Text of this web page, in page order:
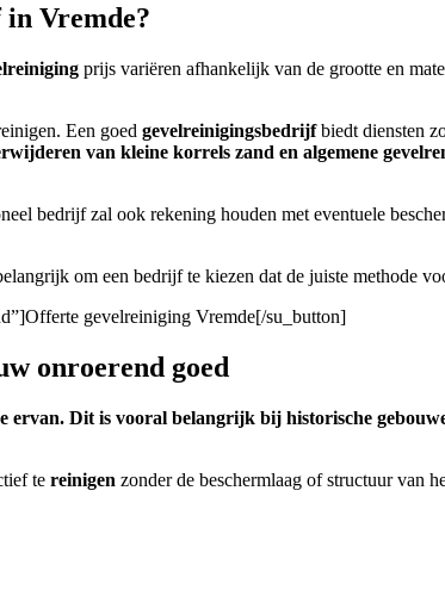
Vremde?
prijs variëren afhankelijk van de grootte en
Een goed gevelreinigingsbedrijfbiedt diensten
van kleine korrels zand en algemene
bedrijf zal ook rekening houden met eventuele
om een bedrijf te kiezen dat de juiste methode
gevelreiniging Vremde[/su_button]
onroerend goed
Dit is vooral belangrijk bij historische
te reinigen zonder de beschermlaag of structuur van